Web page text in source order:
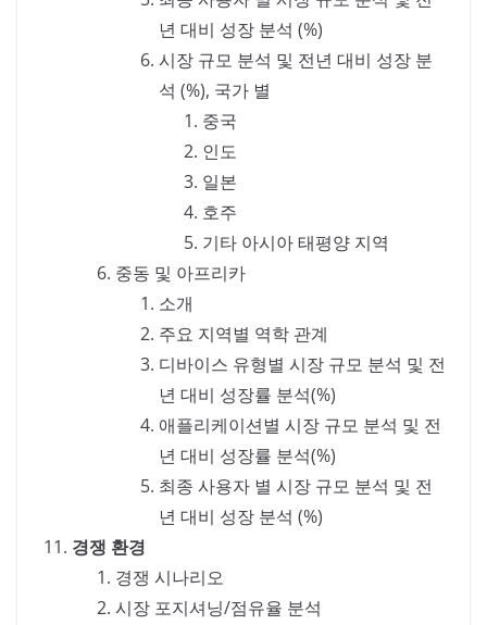
년 대비 성장 분석 (%)
시장 규모 분석 및 전년 대비 성장 분
석 (%), 국가 별
중국
인도
일본
호주
기타 아시아 태평양 지역
중동 및 아프리카
소개
주요 지역별 역학 관계
디바이스 유형별 시장 규모 분석 및 전
년 대비 성장률 분석(%)
애플리케이션별 시장 규모 분석 및 전
년 대비 성장률 분석(%)
최종 사용자 별 시장 규모 분석 및 전
년 대비 성장 분석 (%)
경쟁 환경
경쟁 시나리오
시장 포지셔닝/점유율 분석